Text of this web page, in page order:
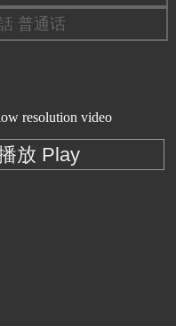
普通话
resolution video
放 Play